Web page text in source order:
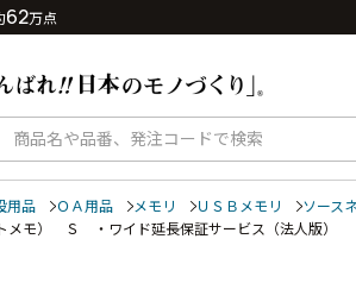
62万点
用品 ＯＡ用品 メモリ ＵＳＢメモリ
ソース
メモ） Ｓ ・ワイド延長保証サービス（法人版）